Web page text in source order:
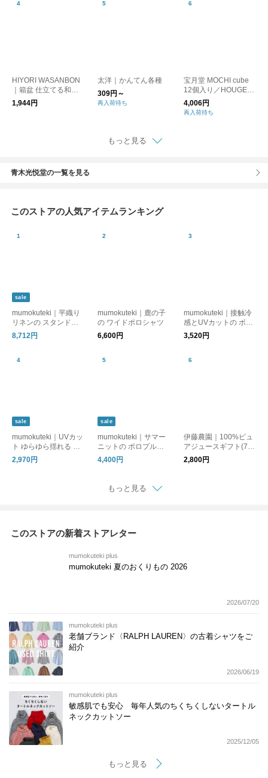
HIYORI WASANBON
｜箱盆 仕立てる和三
盆
1,944円
太洋｜かんてん各種
309円～
再入荷待ち
宝月堂 MOCHI cube
12個入り／HOUGETS
UDOU / メーカー直送
4,006円
再入荷待ち
もっと見る
青木光悦堂の一覧を見る
このストアの人気アイテムランキング
sale
mumokuteki｜平織り
リネンの スタンドカ
ラーシャツ
8,712円
mumokuteki｜鹿の子
の ワイドポロシャツ
6,600円
mumokuteki｜接触冷
感とUVカットの ボッ
クスTシャツ
3,520円
sale
mumokuteki｜UVカッ
ト ゆらゆら揺れる カ
ーディガンカットソー
2,970円
sale
mumokuteki｜サマー
ニットの ポロプルオ
ーバー
4,400円
伊藤農園｜100%ピュ
アジュースギフト(750
ml×2本) みかん・はっ
さく
2,800円
もっと見る
このストアの新着ストアレター
mumokuteki plus
mumokuteki 夏のおくりもの 2026
2026/07/20
mumokuteki plus
老舗ブランド〈RALPH LAUREN〉の古着シャツをご
紹介
2026/06/19
mumokuteki plus
敏感肌でも安心 毎年人気のちくちくしないタートル
ネックカットソー
2025/12/05
もっと見る